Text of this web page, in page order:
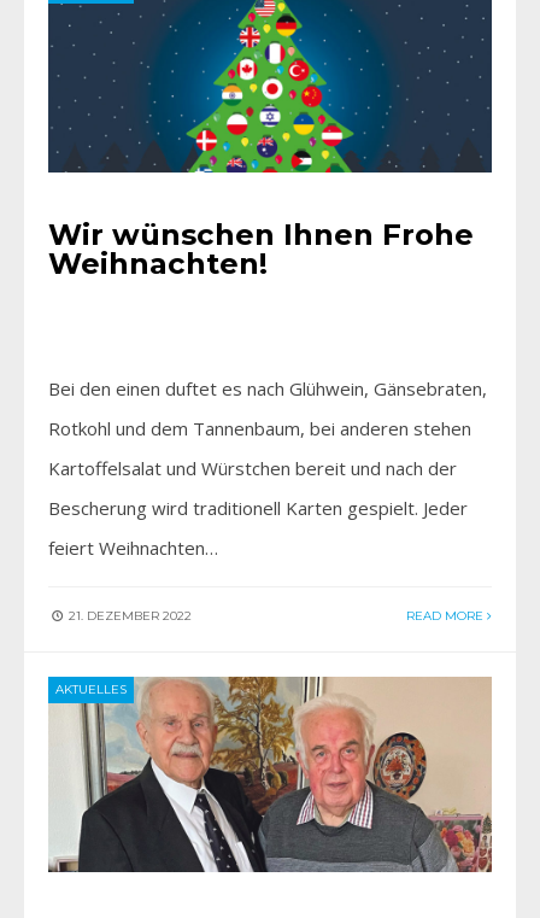
Wir wünschen Ihnen Frohe
Weihnachten!
Bei den einen duftet es nach Glühwein, Gänse­braten,
Rotkohl und dem Tannenbaum, bei anderen stehen
Kartoffelsalat und Würstchen bereit und nach der
Bescherung wird traditionell Karten gespielt. Jeder
feiert Weihnachten…
21. DEZEMBER 2022 READ MORE
AKTUELLES